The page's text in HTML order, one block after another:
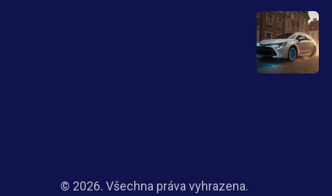
© 2026. Všechna práva vyhrazena.